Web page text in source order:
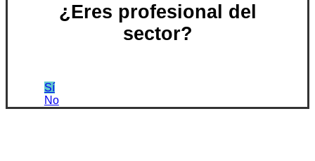
¿Eres profesional del
sector?
Sí
No